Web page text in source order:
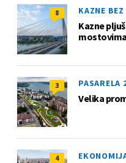
8 KAZNE
Kazne
mostovima
3 PASARELA
Velika
4